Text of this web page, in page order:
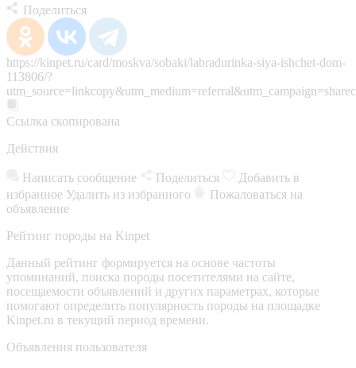
Поделиться
https://kinpet.ru/card/moskva/sobaki/labradurinka-siya-ishchet-dom-
113806/?
Ссылка скопирована
Действия
Написать сообщение Поделиться
Добавить в
избранное Удалить из избранного
Пожаловаться на
объявление
Рейтинг породы на Kinpet
Данный рейтинг формируется на основе частоты
упоминаний, поиска породы посетителями на сайте,
посещаемости объявлений и других параметрах, которые
помогают определить популярность породы на площадке
Kinpet.ru в текущий период времени.
Объявления пользователя